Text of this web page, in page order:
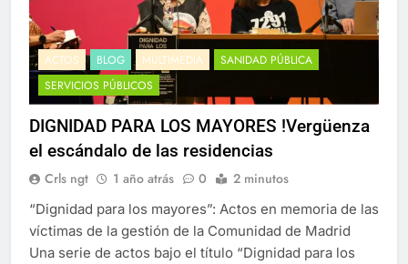
ACTOS BLOG MULTIMEDIA
SANIDAD PÚBLICA
SERVICIOS PÚBLICOS
DIGNIDAD PARA LOS MAYORES !Vergüenza
el escándalo de las residencias
Crls ngt 1 año atrás 0 2 minutos
“Dignidad para los mayores”: Actos en memoria de las
víctimas de la gestión de la Comunidad de Madrid
Una serie de actos bajo el título “Dignidad para los